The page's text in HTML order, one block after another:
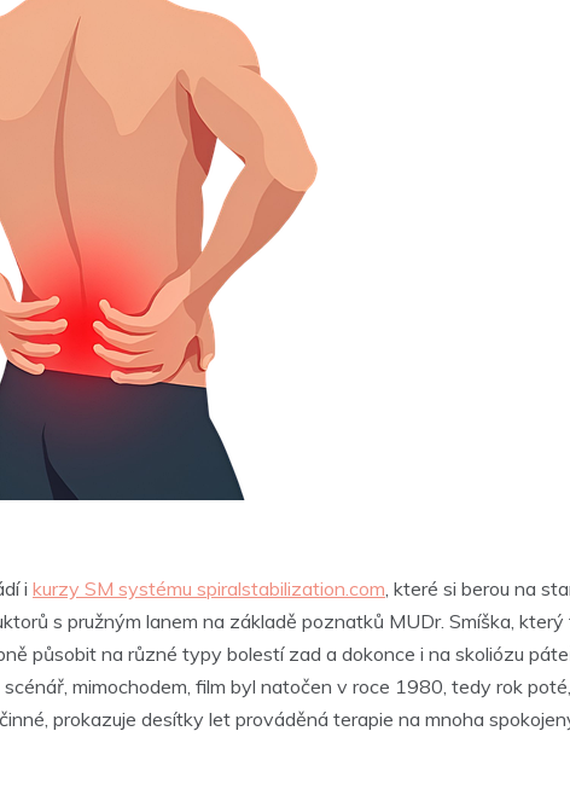
i kurzy SM systému spiralstabilization.com, které si berou na
s pružným lanem na základě poznatků MUDr. Smíška,
působit na různé typy bolestí zad a dokonce i na skoliózu
mimochodem, film byl natočen v roce 1980, tedy rok
prokazuje desítky let prováděná terapie na mnoha